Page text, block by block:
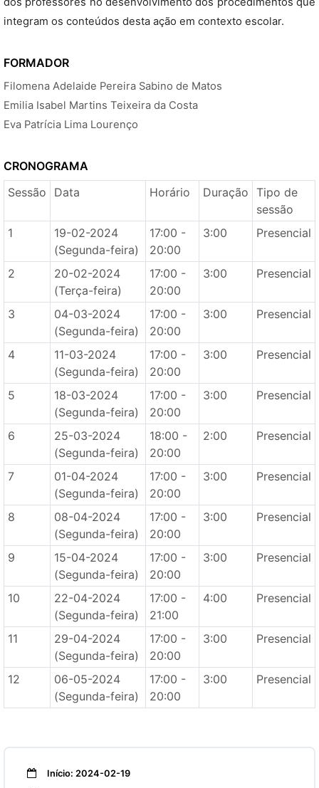
integram os conteúdos desta ação em contexto escolar.
FORMADOR
Filomena Adelaide Pereira Sabino de Matos
Emilia Isabel Martins Teixeira da Costa
Eva Patrícia Lima Lourenço
CRONOGRAMA
Sessão
Data Horário Duração Tipo de
sessão
1
19-02-2024
(Segunda-feira)
17:00 -
20:00
3:00 Presencial
2
20-02-2024
(Terça-feira)
17:00 -
20:00
3:00 Presencial
3
04-03-2024
(Segunda-feira)
17:00 -
20:00
3:00 Presencial
4
11-03-2024
(Segunda-feira)
17:00 -
20:00
3:00 Presencial
5
18-03-2024
(Segunda-feira)
17:00 -
20:00
3:00 Presencial
6
25-03-2024
(Segunda-feira)
18:00 -
20:00
2:00 Presencial
7
01-04-2024
(Segunda-feira)
17:00 -
20:00
3:00 Presencial
8
08-04-2024
(Segunda-feira)
17:00 -
20:00
3:00 Presencial
9
15-04-2024
(Segunda-feira)
17:00 -
20:00
3:00 Presencial
10
22-04-2024
(Segunda-feira)
17:00 -
21:00
4:00 Presencial
11
29-04-2024
(Segunda-feira)
17:00 -
20:00
3:00 Presencial
12
06-05-2024
(Segunda-feira)
17:00 -
20:00
3:00 Presencial
Início: 2024-02-19